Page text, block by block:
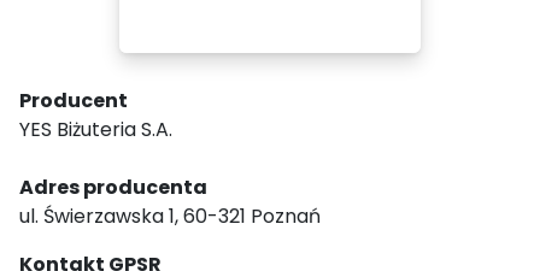
Producent
YES Biżuteria S.A.
Adres producenta
ul. Świerzawska 1, 60-321 Poznań
Kontakt GPSR